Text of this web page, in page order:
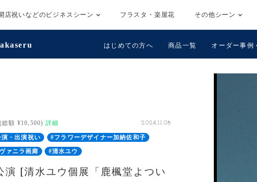
店祝いなどのビジネスシーン フラスタ・楽屋花 その他シーン
はじめての方へ 商品一覧 オーダー事例
総額 ¥10,500) 詳細 2024.11.08
演・出演祝い
#フラワーデザイナー加納佐和子
ァニラ画廊 #清水ユウ
演 [清水ユウ個展「鹿楓堂よつい